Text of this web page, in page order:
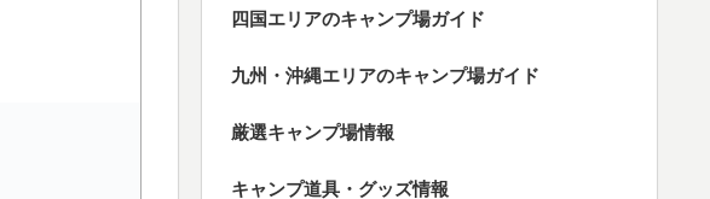
四国エリアのキャンプ場ガイド
九州・沖縄エリアのキャンプ場ガイド
厳選キャンプ場情報
キャンプ道具・グッズ情報